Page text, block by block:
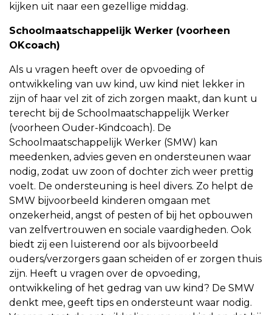
kijken uit naar een gezellige middag.
Schoolmaatschappelijk Werker (voorheen
OKcoach)
Als u vragen heeft over de opvoeding of
ontwikkeling van uw kind, uw kind niet lekker in
zijn of haar vel zit of zich zorgen maakt, dan kunt u
terecht bij de Schoolmaatschappelijk Werker
(voorheen Ouder-Kindcoach). De
Schoolmaatschappelijk Werker (SMW) kan
meedenken, advies geven en ondersteunen waar
nodig, zodat uw zoon of dochter zich weer prettig
voelt. De ondersteuning is heel divers. Zo helpt de
SMW bijvoorbeeld kinderen omgaan met
onzekerheid, angst of pesten of bij het opbouwen
van zelfvertrouwen en sociale vaardigheden. Ook
biedt zij een luisterend oor als bijvoorbeeld
ouders/verzorgers gaan scheiden of er zorgen thuis
zijn. Heeft u vragen over de opvoeding,
ontwikkeling of het gedrag van uw kind? De SMW
denkt mee, geeft tips en ondersteunt waar nodig.